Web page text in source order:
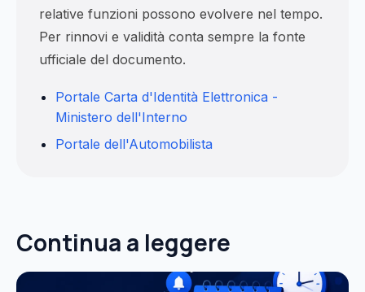
relative funzioni possono evolvere nel tempo.
Per rinnovi e validità conta sempre la fonte
ufficiale del documento.
Portale Carta d'Identità Elettronica -
Ministero dell'Interno
Portale dell'Automobilista
Continua a leggere